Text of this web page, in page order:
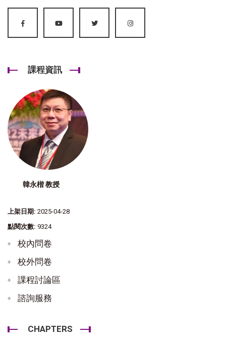
課程資訊
韓永楷 教授
上架日期: 2025-04-28
點閱次數: 9324
校內問卷
校外問卷
課程討論區
諮詢服務
CHAPTERS